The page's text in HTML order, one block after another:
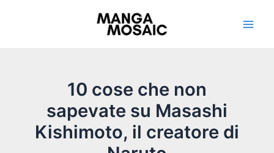
10 cose che non
sapevate su Masashi
Kishimoto, il creatore di